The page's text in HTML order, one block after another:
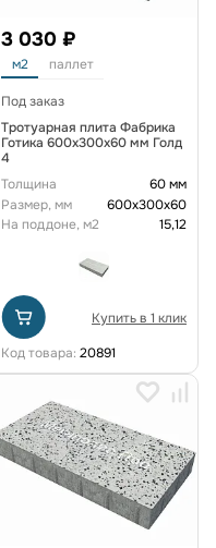
3 030 ₽
м2 паллет
Под заказ
Тротуарная плита Фабрика
Готика 600х300х60 мм Голд
4
Толщина
60 мм
Размер, мм
600х300х60
На поддоне, м2
15,12
Купить в 1 клик
Код товара: 20891